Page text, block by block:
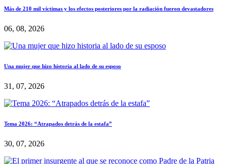
Más de 210 mil víctimas y los efectos posteriores por la radiación fueron devastadores
06, 08, 2026
Una mujer que hizo historia al lado de su esposo
31, 07, 2026
Tema 2026: “Atrapados detrás de la estafa”
30, 07, 2026